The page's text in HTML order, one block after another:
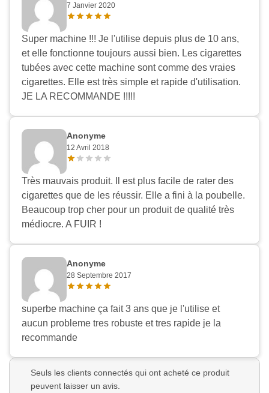
7 Janvier 2020
Super machine !!! Je l'utilise depuis plus de 10 ans,
et elle fonctionne toujours aussi bien. Les cigarettes
tubées avec cette machine sont comme des vraies
cigarettes. Elle est très simple et rapide d'utilisation.
JE LA RECOMMANDE !!!!!
Anonyme
12 Avril 2018
Très mauvais produit. Il est plus facile de rater des
cigarettes que de les réussir. Elle a fini à la poubelle.
Beaucoup trop cher pour un produit de qualité très
médiocre. A FUIR !
Anonyme
28 Septembre 2017
superbe machine ça fait 3 ans que je l'utilise et
aucun probleme tres robuste et tres rapide je la
recommande
Seuls les clients connectés qui ont acheté ce produit
peuvent laisser un avis.